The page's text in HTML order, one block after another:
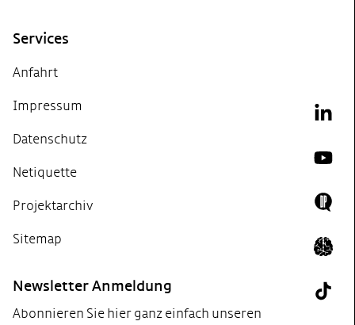
Services
Anfahrt
Impressum
Datenschutz
Netiquette
Projektarchiv
Sitemap
Newsletter Anmeldung
Abonnieren Sie hier ganz einfach unseren
Icon
Tik